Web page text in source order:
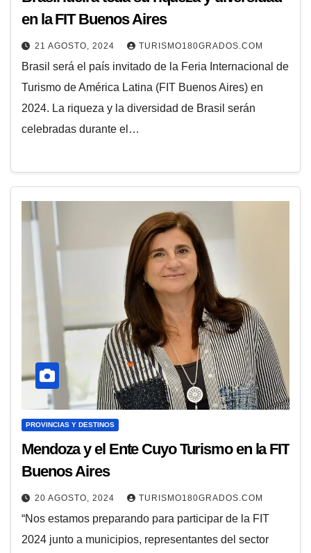
en la FIT Buenos Aires
21 AGOSTO, 2024 TURISMO180GRADOS.COM
Brasil será el país invitado de la Feria Internacional de
Turismo de América Latina (FIT Buenos Aires) en
2024. La riqueza y la diversidad de Brasil serán
celebradas durante el…
PROVINCIAS Y DESTINOS
Mendoza y el Ente Cuyo Turismo en la FIT
Buenos Aires
20 AGOSTO, 2024 TURISMO180GRADOS.COM
“Nos estamos preparando para participar de la FIT
2024 junto a municipios, representantes del sector